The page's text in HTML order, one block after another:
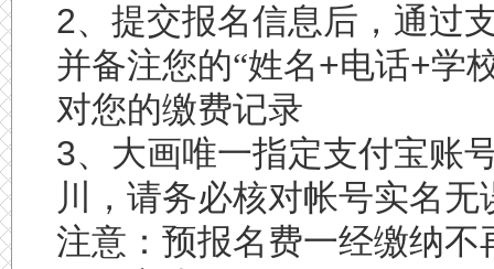
2、提交报名信息后，通过
并备注您的“姓名+电话+学
对您的缴费记录
3、大画唯一指定支付宝账
川，请务必核对帐号实名
注意：预报名费一经缴纳